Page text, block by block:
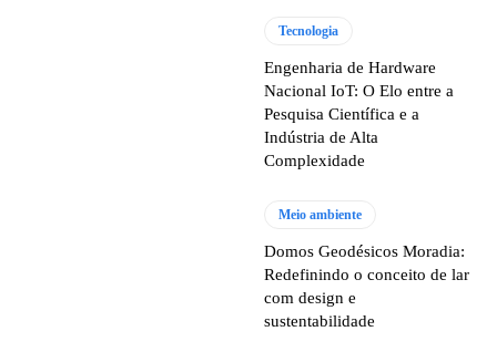
Tecnologia
Engenharia de Hardware
Nacional IoT: O Elo entre a
Pesquisa Científica e a
Indústria de Alta
Complexidade
Meio ambiente
Domos Geodésicos Moradia:
Redefinindo o conceito de lar
com design e
sustentabilidade